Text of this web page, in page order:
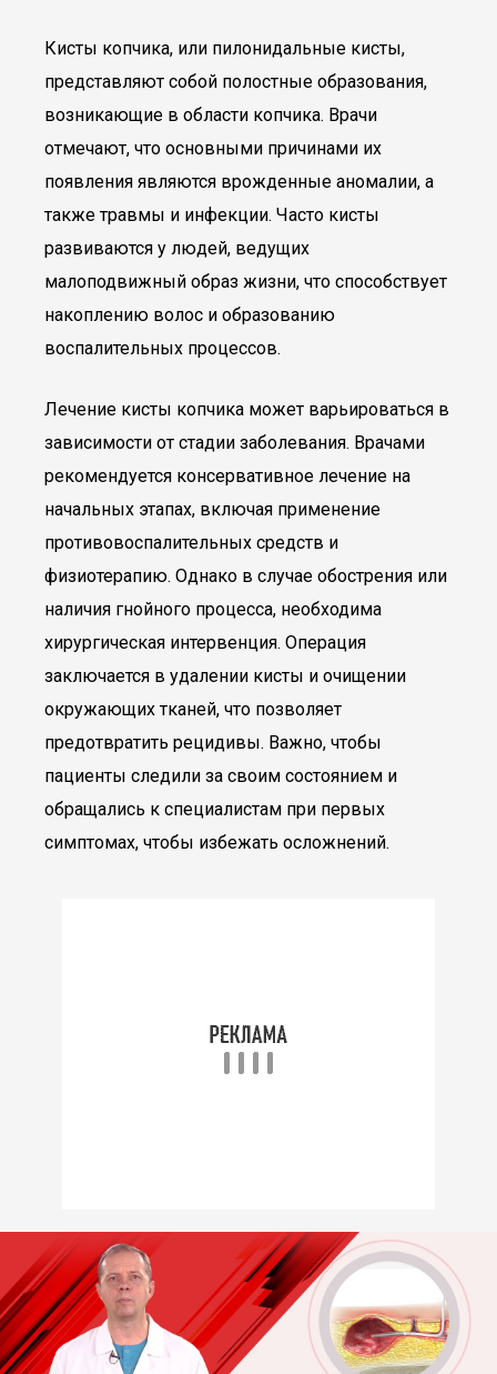
Кисты копчика, или пилонидальные кисты,
представляют собой полостные образования,
возникающие в области копчика. Врачи
отмечают, что основными причинами их
появления являются врожденные аномалии, а
также травмы и инфекции. Часто кисты
развиваются у людей, ведущих
малоподвижный образ жизни, что способствует
накоплению волос и образованию
воспалительных процессов.
Лечение кисты копчика может варьироваться в
зависимости от стадии заболевания. Врачами
рекомендуется консервативное лечение на
начальных этапах, включая применение
противовоспалительных средств и
физиотерапию. Однако в случае обострения или
наличия гнойного процесса, необходима
хирургическая интервенция. Операция
заключается в удалении кисты и очищении
окружающих тканей, что позволяет
предотвратить рецидивы. Важно, чтобы
пациенты следили за своим состоянием и
обращались к специалистам при первых
симптомах, чтобы избежать осложнений.